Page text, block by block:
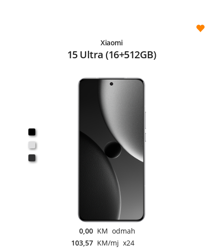
Xiaomi
15 Ultra (16+512GB)
0,00 KM odmah
103,57 KM/mj x24